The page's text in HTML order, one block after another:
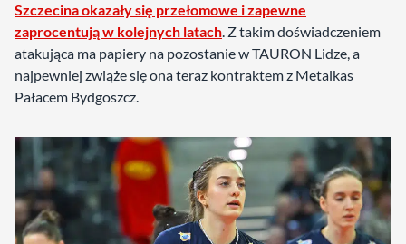
Szczecina okazały się przełomowe i zapewne
zaprocentują w kolejnych latach. Z takim doświadczeniem
atakująca ma papiery na pozostanie w TAURON Lidze, a
najpewniej zwiąże się ona teraz kontraktem z Metalkas
Pałacem Bydgoszcz.